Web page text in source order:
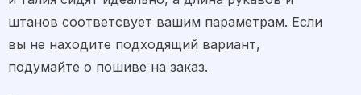
штанов соответсвует вашим параметрам. Если
вы не находите подходящий вариант,
подумайте о пошиве на заказ.